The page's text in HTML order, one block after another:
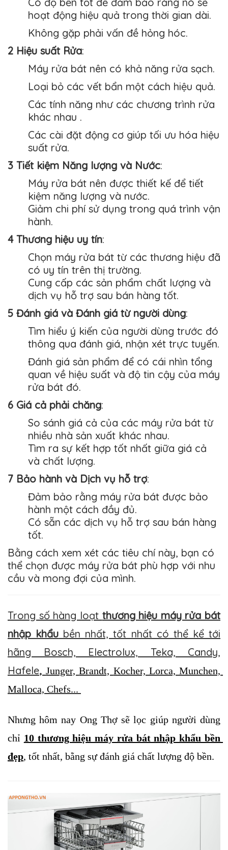
hoạt động hiệu quả trong thời gian dài.
Không gặp phải vấn đề hỏng hóc.
2 Hiệu suất Rửa:
Máy rửa bát nên có khả năng rửa sạch.
Loại bỏ các vết bẩn một cách hiệu quả.
Các tính năng như các chương trình rửa
khác nhau .
Các cài đặt động cơ giúp tối ưu hóa hiệu
suất rửa.
3 Tiết kiệm Năng lượng và Nước:
Máy rửa bát nên được thiết kế để tiết
kiệm năng lượng và nước.
Giảm chi phí sử dụng trong quá trình vận
hành.
4 Thương hiệu uy tín:
Chọn máy rửa bát từ các thương hiệu đã
có uy tín trên thị trường.
Cung cấp các sản phẩm chất lượng và
dịch vụ hỗ trợ sau bán hàng tốt.
5 Đánh giá và Đánh giá từ người dùng:
Tìm hiểu ý kiến của người dùng trước đó
thông qua đánh giá, nhận xét trực tuyến.
Đánh giá sản phẩm để có cái nhìn tổng
quan về hiệu suất và độ tin cậy của máy
rửa bát đó.
6 Giá cả phải chăng:
So sánh giá cả của các máy rửa bát từ
nhiều nhà sản xuất khác nhau.
Tìm ra sự kết hợp tốt nhất giữa giá cả
và chất lượng.
7 Bảo hành và Dịch vụ hỗ trợ:
Đảm bảo rằng máy rửa bát được bảo
hành một cách đầy đủ.
Có sẵn các dịch vụ hỗ trợ sau bán hàng
tốt.
Bằng cách xem xét các tiêu chí này, bạn có
thể chọn được máy rửa bát phù hợp với nhu
cầu và mong đợi của mình.
Trong số hàng loạt thương hiệu máy rửa bát
nhập khẩu bền nhất, tốt nhất có thể kể tới
hãng Bosch, Electrolux, Teka, Candy,
Hafele,Junger, Brandt, Kocher, Lorca, Munchen,
Malloca, Chefs...
Nhưng hôm nay Ong Thợ sẽ lọc giúp người dùng
chỉ 10 thương hiệu máy rửa bát nhập khẩu bền
đẹp, tốt nhất, bằng sự đánh giá chất lượng độ bền.